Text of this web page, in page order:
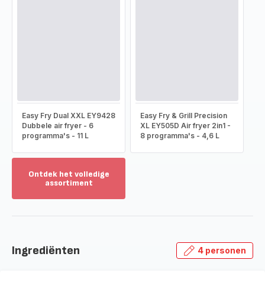
Easy Fry Dual XXL EY9428
Dubbele air fryer - 6
programma's - 11 L
Easy Fry & Grill Precision
XL EY505D Air fryer 2in1 -
8 programma's - 4,6 L
Ontdek het volledige
assortiment
volledige
Ingrediënten 4 personen